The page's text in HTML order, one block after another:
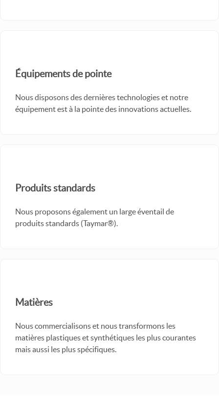
Équipements de pointe
Nous disposons des dernières technologies et notre
équipement est à la pointe des innovations actuelles.
Produits standards
Nous proposons également un large éventail de
produits standards (Taymar®).
Matières
Nous commercialisons et nous transformons les
matières plastiques et synthétiques les plus courantes
mais aussi les plus spécifiques.